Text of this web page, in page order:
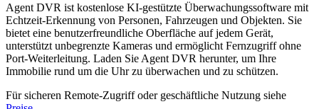
Agent DVR ist kostenlose KI-gestützte Überwachungssoftware mit
Echtzeit-Erkennung von Personen, Fahrzeugen und Objekten. Sie
bietet eine benutzerfreundliche Oberfläche auf jedem Gerät,
unterstützt unbegrenzte Kameras und ermöglicht Fernzugriff ohne
Port-Weiterleitung. Laden Sie Agent DVR herunter, um Ihre
Immobilie rund um die Uhr zu überwachen und zu schützen.
Für sicheren Remote-Zugriff oder geschäftliche Nutzung siehe